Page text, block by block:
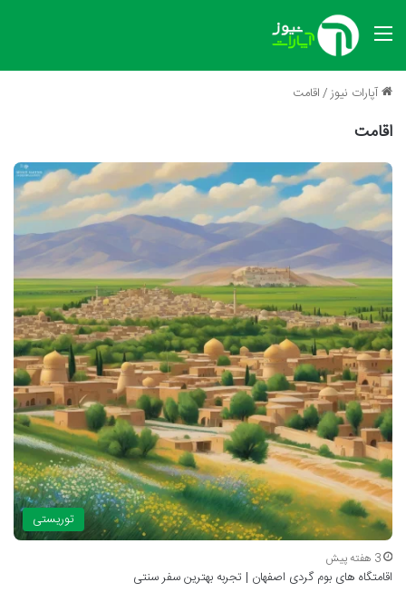
منو
آپارات نیوز/اقامت
اقامت
توریستی
3 هفته پیش
اقامتگاه های بوم گردی اصفهان | تجربه بهترین سفر سنتی